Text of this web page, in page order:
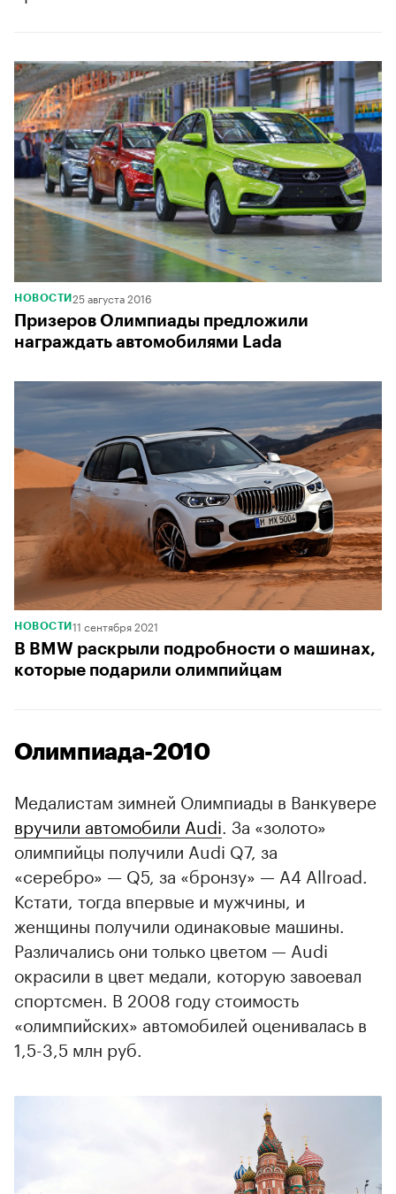
НОВОСТИ 25 августа 2016
Призеров Олимпиады предложили
награждать автомобилями Lada
НОВОСТИ 11 сентября 2021
В BMW раскрыли подробности о машинах,
которые подарили олимпийцам
Олимпиада-2010
Медалистам зимней Олимпиады в Ванкувере
вручили автомобили Audi. За «золото»
олимпийцы получили Audi Q7, за
«серебро» — Q5, за «бронзу» — A4 Allroad.
Кстати, тогда впервые и мужчины, и
женщины получили одинаковые машины.
Различались они только цветом — Audi
окрасили в цвет медали, которую завоевал
спортсмен. В 2008 году стоимость
«олимпийских» автомобилей оценивалась в
1,5-3,5 млн руб.